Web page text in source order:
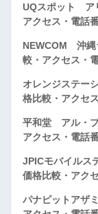
UQスポット ア
アクセス・電話
NEWCOM 沖縄
較・アクセス・
オレンジステー
格比較・アクセ
平和堂 アル・プ
アクセス・電話
JPICモバイルス
価格比較・アク
パナピットアザ